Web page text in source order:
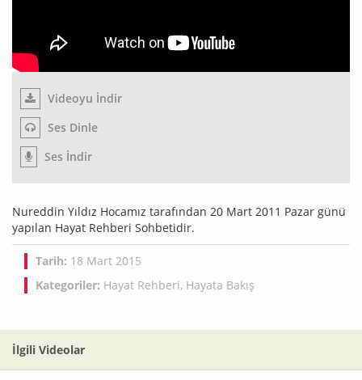
Videoyu İndir
Ses Dinle
Ses İndir
Nureddin Yıldız Hocamız tarafından 20 Mart 2011 Pazar günü
yapılan Hayat Rehberi Sohbetidir.
Tarih: 18 Mart 2015
Kategoriler: Hayat Rehberi, Hayata Bakış
İlgili Videolar